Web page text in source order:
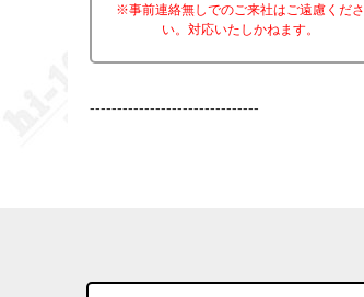
※事前連絡無しでのご来社はご遠慮くださ
い。対応いたしかねます。
-------------------------------